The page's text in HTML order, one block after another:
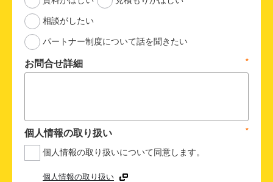
相談がしたい
パートナー制度について話を聞きたい
*
お問合せ詳細
*
個人情報の取り扱い
個人情報の取り扱いについて同意します。
個人情報の取り扱い